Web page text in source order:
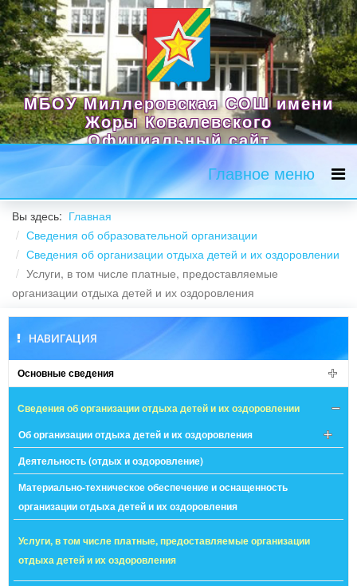
МБОУ Миллеровская СОШ имени
Жоры Ковалевского
Официальный сайт
Главное меню
Вы здесь: Главная
Сведения об образовательной организации
Сведения об организации отдыха детей и их оздоровлении
Услуги, в том числе платные, предоставляемые
организации отдыха детей и их оздоровления
НАВИГАЦИЯ
Основные сведения
Сведения об организации отдыха детей и их оздоровлении
Об организации отдыха детей и их оздоровления
Деятельность (отдых и оздоровление)
Материально-техническое обеспечение и оснащенность
организации отдыха детей и их оздоровления
Услуги, в том числе платные, предоставляемые организации
отдыха детей и их оздоровления